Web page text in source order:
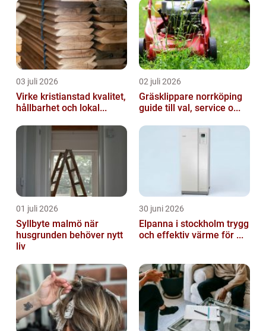
03 juli 2026
Virke kristianstad kvalitet,
hållbarhet och lokal...
02 juli 2026
Gräsklippare norrköping
guide till val, service o...
01 juli 2026
Syllbyte malmö när
husgrunden behöver nytt
liv
30 juni 2026
Elpanna i stockholm trygg
och effektiv värme för ...